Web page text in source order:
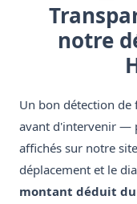
notre
Un bon détection de
avant d'intervenir —
affichés sur notre
déplacement et le
montant déduit